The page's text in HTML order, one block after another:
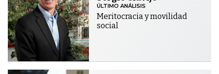
ÚLTIMO ANÁLISIS
Meritocracia y movilidad
social